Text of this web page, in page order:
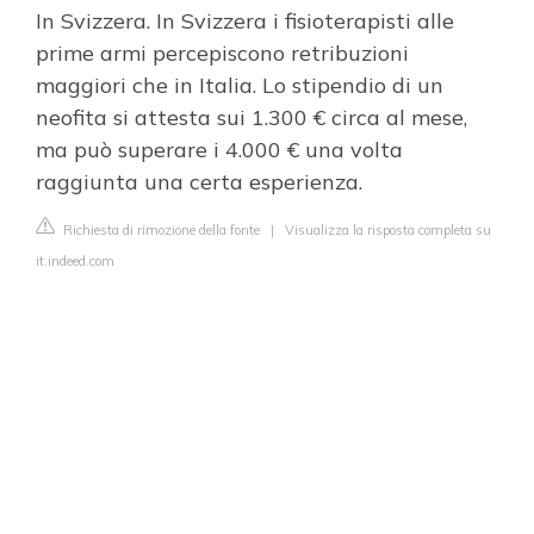
In Svizzera. In Svizzera i fisioterapisti alle
prime armi percepiscono retribuzioni
maggiori che in Italia. Lo stipendio di un
neofita si attesta sui 1.300 € circa al mese,
ma può superare i 4.000 € una volta
raggiunta una certa esperienza.
Richiesta di rimozione della fonte | Visualizza la risposta completa su
it.indeed.com